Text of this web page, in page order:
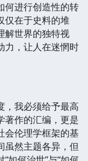
何进行创造性的转
仅在于史料的堆
解世界的独特视
力，让人在迷惘时
，我必须给予最高
著作的汇编，更是
会伦理学框架的基
虽然主题各异，但